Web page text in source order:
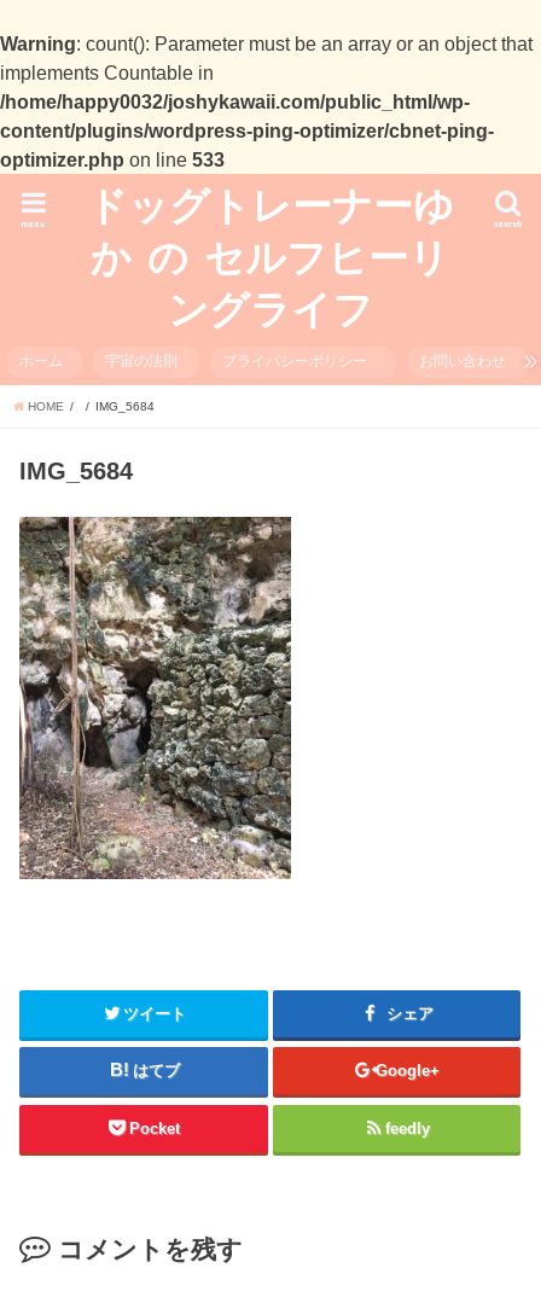
Warning: count(): Parameter must be an array or an object that
implements Countable in
/home/happy0032/joshykawaii.com/public_html/wp-
content/plugins/wordpress-ping-optimizer/cbnet-ping-
optimizer.php on line 533
ドッグトレーナーゆ
か の セルフヒーリ
ングライフ
search
menu
ホーム 宇宙の法則 プライバシーポリシー お問い合わせ
HOME IMG_5684
IMG_5684
ツイート シェア
はてブ Google+
Pocket feedly
コメントを残す